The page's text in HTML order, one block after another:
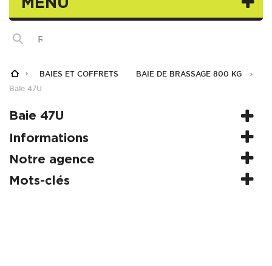
BAIES ET COFFRETS
BAIE DE BRASSAGE 800 KG
Baie 47U
Baie 47U
Informations
Notre agence
Mots-clés